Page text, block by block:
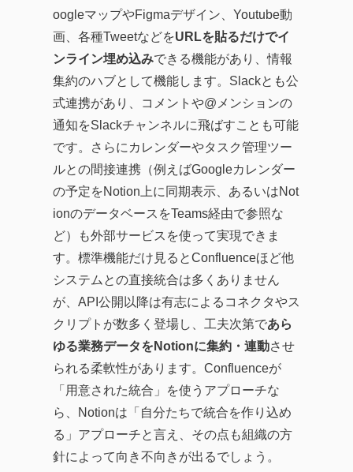
oogleマップやFigmaデザイン、Youtube動
画、各種TweetなどをURLを貼るだけでイ
ンライン埋め込みできる機能があり、情報
集約のハブとして機能します。Slackとも公
式連携があり、コメントや@メンションの
通知をSlackチャンネルに飛ばすことも可能
です。さらにカレンダーやタスク管理ツー
ルとの間接連携（例えばGoogleカレンダー
の予定をNotion上に同期表示、あるいはNot
ionのデータベースをTeams経由で参照な
ど）も外部サービスを使って実現できま
す。標準機能だけ見るとConfluenceほど他
システムとの直接統合は多くありません
が、API公開以降は有志によるコネクタやス
クリプトが数多く登場し、工夫次第であら
ゆる業務データをNotionに集約・連動させ
られる柔軟性があります。Confluenceが
「用意された統合」を使うアプローチな
ら、Notionは「自分たちで統合を作り込め
る」アプローチと言え、その点も組織の方
針によって向き不向きが出るでしょう。